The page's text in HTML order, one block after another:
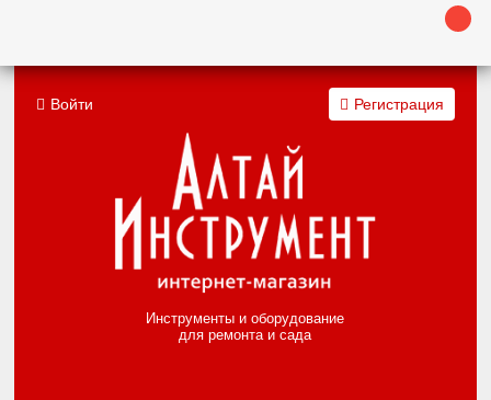
Инструменты и оборудование
для ремонта и сада
Войти Регистрация